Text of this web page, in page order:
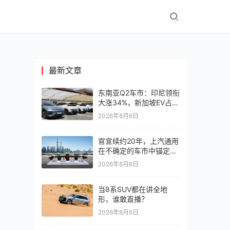
最新文章
东南亚Q2车市：印尼领衔
大涨34%，新加坡EV占比
超6成
2026年8月6日
官宣续约20年，上汽通用
在不确定的车市中锚定确
定未来
2026年8月6日
当8系SUV都在讲全地
形，谁敢直播？
2026年8月6日